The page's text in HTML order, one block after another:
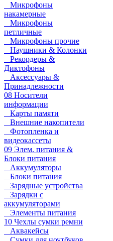
Микрофоны
накамерные
Микрофоны
петличные
Микрофоны прочие
Наушники & Колонки
Рекордеры &
Диктофоны
Аксессуары &
Принадлежности
08 Носители
информации
Карты памяти
Внешние накопители
Фотопленка и
видеокассеты
09 Элем. питания &
Блоки питания
Аккумуляторы
Блоки питания
Зарядные устройства
Зарядки с
аккумуляторами
Элементы питания
10 Чехлы сумки ремни
Аквакейсы